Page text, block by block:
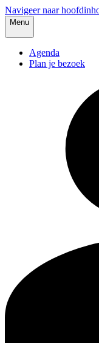
Navigeer naar
Menu
Agenda
Plan je bezoek